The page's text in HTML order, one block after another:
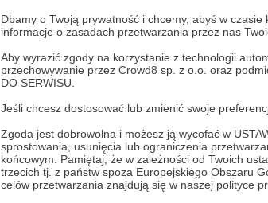
Dbamy o Twoją prywatność i chcemy, abyś w
informacje o zasadach przetwarzania przez nas
Aby wyrazić zgody na korzystanie z technologii
przechowywanie przez Crowd8 sp. z o.o. oraz
DO SERWISU.
Jeśli chcesz dostosować lub zmienić swoje
Zgoda jest dobrowolna i możesz ją wycofać w
sprostowania, usunięcia lub ograniczenia
końcowym. Pamiętaj, że w zależności od Twoich
trzecich tj. z państw spoza Europejskiego Obszaru
celów przetwarzania znajdują się w naszej polityce
* Wyrażam
Administratorem
Wigury 16, 02-092
umowy zawartej z
korzystania z
rozwiń zgodę